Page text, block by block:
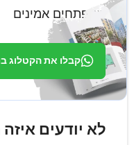
ממפתחים אמינים
קבלו את הקטלוג
לא יודעים